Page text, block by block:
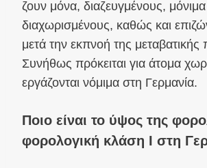
ζουν μόνα, διαζευγμένους, μόνιμα
διαχωρισμένους, καθώς και
μετά την εκπνοή της μεταβατικής
Συνήθως πρόκειται για άτομα
εργάζονται νόμιμα στη Γερμανία.
Ποιο είναι το ύψος της
φορολογική κλάση I στη